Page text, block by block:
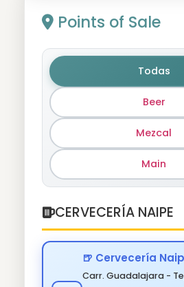
Points of Sale
Todas
Beer
Mezcal
Main
CERVECERÍA NAIPE
🍺 Cervecería
Carr. Guadalajara -